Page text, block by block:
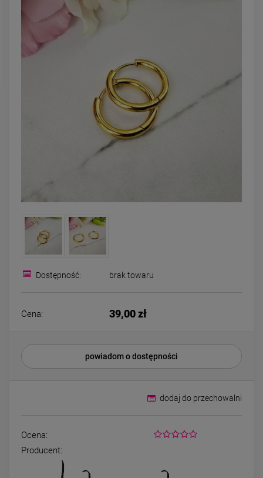
powiadom o
dostępności
Bransoletka srebrna STAL
CHIRURGICZNA
Dostępność: brak towaru
Cena: 39,00 zł
powiadom o dostępności
dodaj do przechowalni
Ocena:
Producent: